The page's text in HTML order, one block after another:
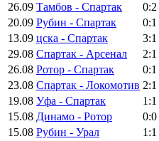
26.09 Тамбов - Спартак 0:2
20.09 Рубин - Спартак 0:1
13.09 цска - Спартак 3:1
29.08 Спартак - Арсенал 2:1
26.08 Ротор - Спартак 0:1
23.08 Спартак - Локомотив 2:1
19.08 Уфа - Спартак 1:1
15.08 Динамо - Ротор 0:0
15.08 Рубин - Урал 1:1